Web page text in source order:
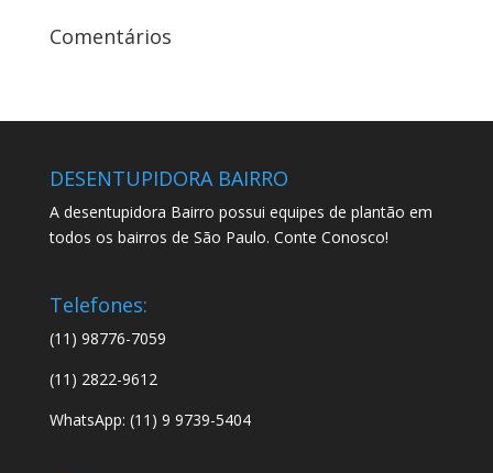
Comentários
DESENTUPIDORA BAIRRO
A desentupidora Bairro possui equipes de plantão em
todos os bairros de São Paulo. Conte Conosco!
Telefones:
(11) 98776-7059
(11) 2822-9612
WhatsApp: (11) 9 9739-5404